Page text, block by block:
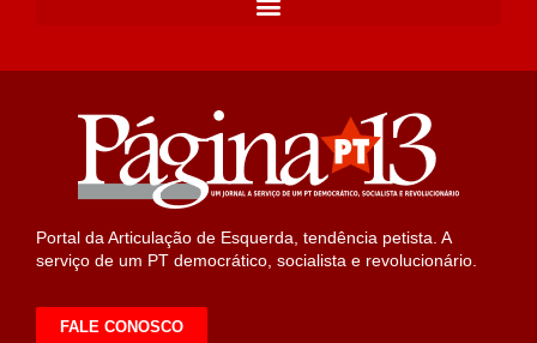
Portal da Articulação de Esquerda, tendência petista. A
serviço de um PT democrático, socialista e revolucionário.
FALE CONOSCO